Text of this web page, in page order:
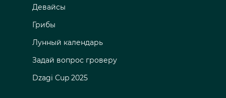
Девайсы
Грибы
Лунный календарь
Задай вопрос гроверу
Dzagi Cup 2025